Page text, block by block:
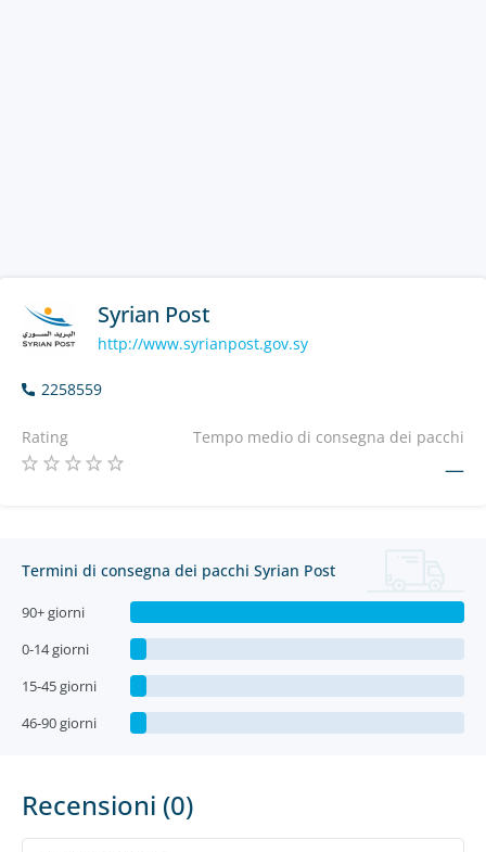
Syrian Post
http://www.syrianpost.gov.sy
2258559
Rating Tempo medio di consegna dei pacchi
—
Termini di consegna dei pacchi Syrian Post
90+ giorni
0-14 giorni
15-45 giorni
46-90 giorni
Recensioni (0)